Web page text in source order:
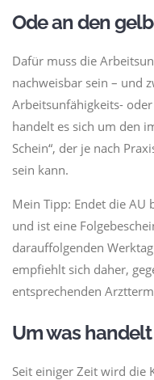
Ode an den
Dafür muss die
nachweisbar sein – und
Arbeitsunfähigkeits-
handelt es sich um den
Schein“, der je nach
sein kann.
Mein Tipp: Endet die AU
und ist eine
darauffolgenden
empfiehlt sich daher,
entsprechenden
Um was handelt
Seit einiger Zeit wird die